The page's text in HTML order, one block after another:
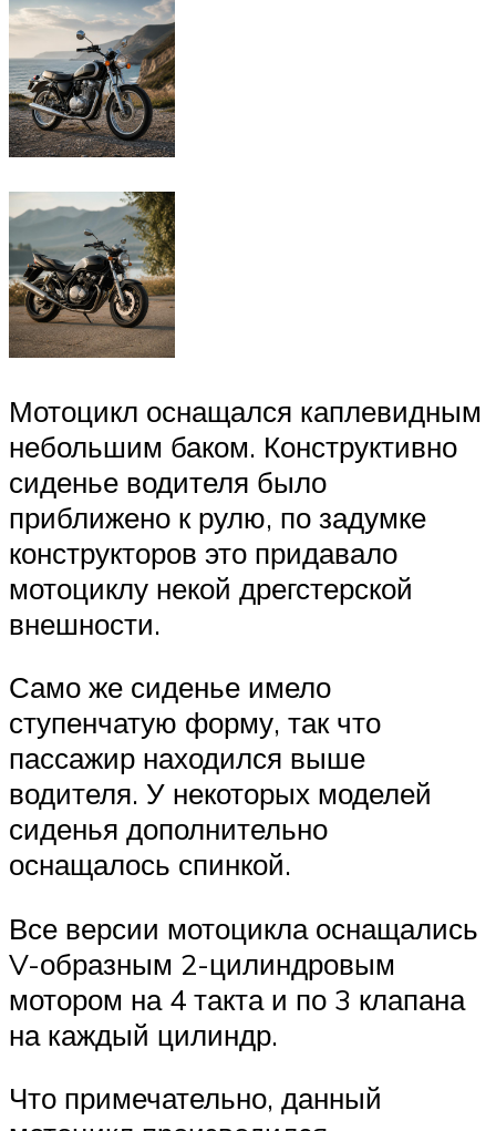
Мотоцикл оснащался каплевидным
небольшим баком. Конструктивно
сиденье водителя было
приближено к рулю, по задумке
конструкторов это придавало
мотоциклу некой дрегстерской
внешности.
Само же сиденье имело
ступенчатую форму, так что
пассажир находился выше
водителя. У некоторых моделей
сиденья дополнительно
оснащалось спинкой.
Все версии мотоцикла оснащались
V-образным 2-цилиндровым
мотором на 4 такта и по 3 клапана
на каждый цилиндр.
Что примечательно, данный